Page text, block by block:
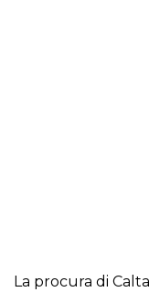
La procura di